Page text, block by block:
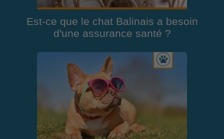
Est-ce que le chat Balinais a besoin
d'une assurance santé ?